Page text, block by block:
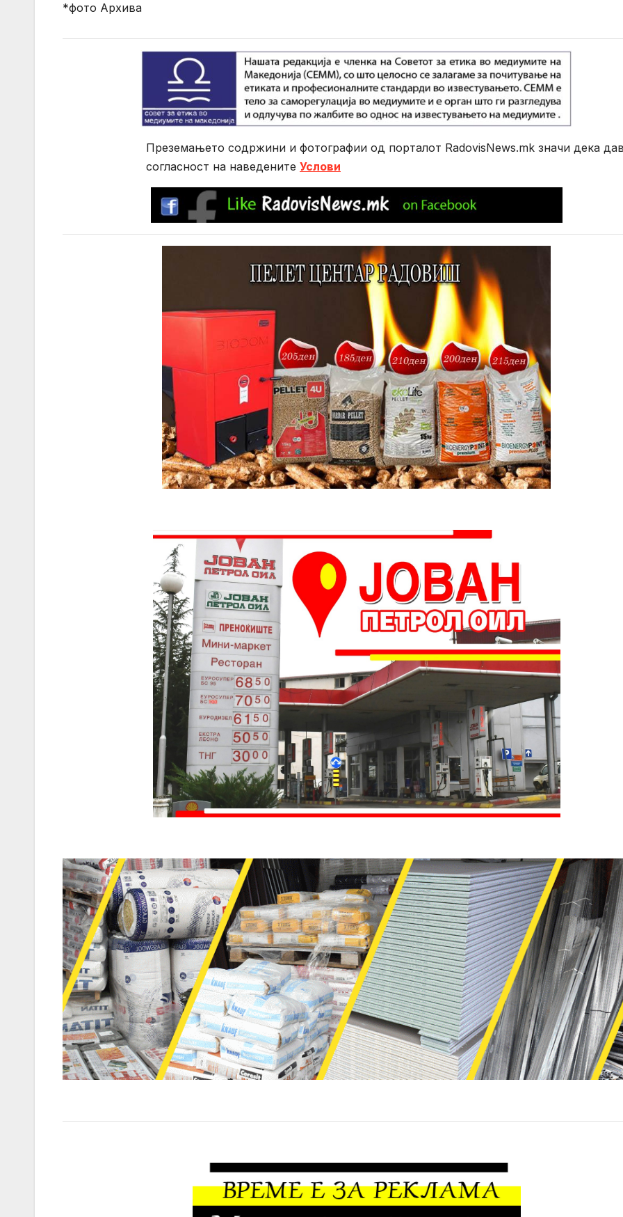
*фото Архива
Преземањето содржини и фотографии од порталот RadovisNews.mk значи дека
согласност на нaведените Услови